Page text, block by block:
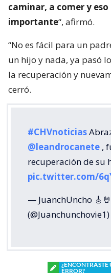
caminar, a comer y
importante“, afirmó.
“No es fácil para un
un hijo y nada, ya pasó
la recuperación y
cerró.
#CHVnoticias
@leandrocanete ,
recuperación de su
pic.twitter.com/
— JuanchUncho
(@Juanchunchovie1)
¿ENCONTRASTE
ERROR?